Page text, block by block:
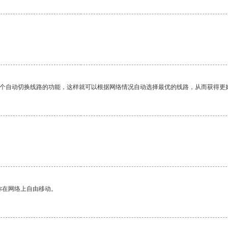
动切换线路的功能，这样就可以根据网络情况自动选择最优的线路，从而获得更
网络上自由移动。